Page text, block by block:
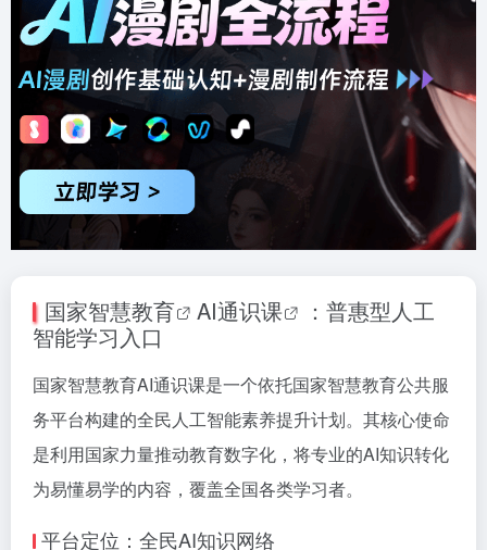
国家智慧教育 AI通识课
：普惠型人工
智能学习入口
国家智慧教育AI通识课是一个依托国家智慧教育公共服
务平台构建的全民人工智能素养提升计划。其核心使命
是利用国家力量推动教育数字化，将专业的AI知识转化
为易懂易学的内容，覆盖全国各类学习者。
平台定位：全民AI知识网络